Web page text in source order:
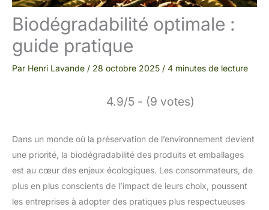
Biodégradabilité optimale :
guide pratique
Par Henri Lavande / 28 octobre 2025 / 4 minutes de lecture
4.9/5 - (9 votes)
Dans un monde où la préservation de l’environnement devient
une priorité, la biodégradabilité des produits et emballages
est au cœur des enjeux écologiques. Les consommateurs, de
plus en plus conscients de l’impact de leurs choix, poussent
les entreprises à adopter des pratiques plus respectueuses